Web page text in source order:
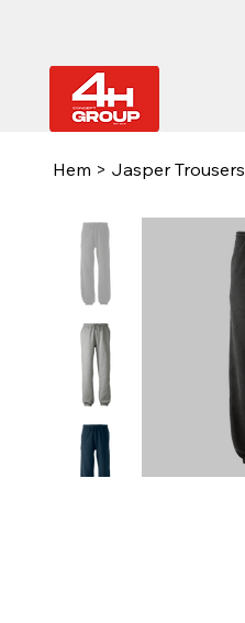
Hem > Jasper Trousers